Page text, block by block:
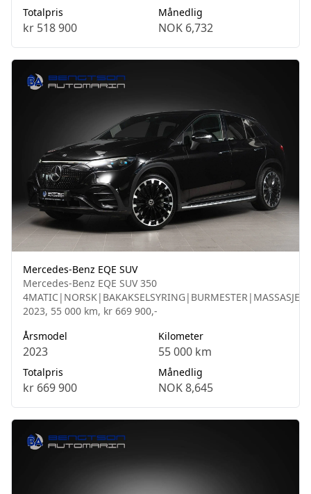
Totalpris
kr 518 900
Månedlig
NOK 6,732
Mercedes-Benz EQE SUV
Mercedes-Benz EQE SUV 350
2023, 55 000 km, kr 669 900,-
Årsmodel
2023
Kilometer
55 000 km
Totalpris
kr 669 900
Månedlig
NOK 8,645